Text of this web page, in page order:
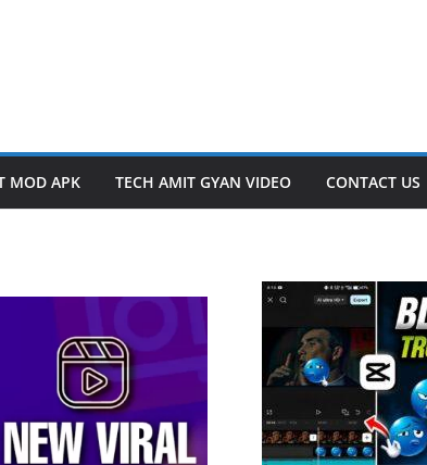
MOD APK TECH AMIT GYAN VIDEO CONTACT US